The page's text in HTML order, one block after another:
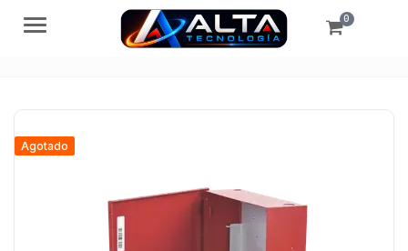
Menú 0
Agotado